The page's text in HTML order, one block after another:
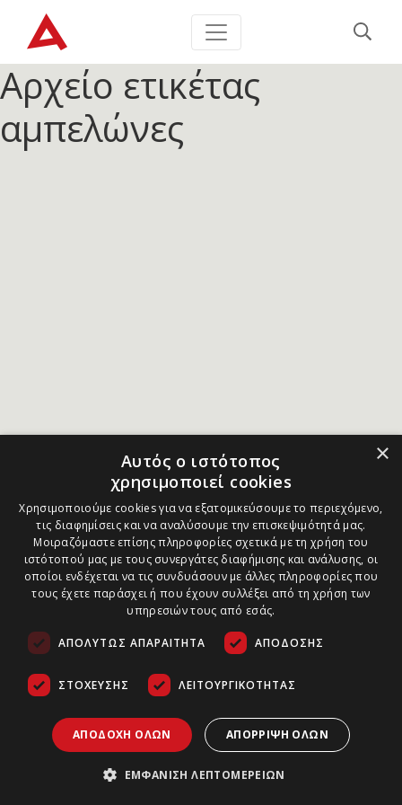
Αρχείο ετικέτας
αμπελώνες
×
Αυτός ο ιστότοπος
χρησιμοποιεί cookies
Χρησιμοποιούμε cookies για να εξατομικεύσουμε το περιεχόμενο,
τις διαφημίσεις και να αναλύσουμε την επισκεψιμότητά μας.
Μοιραζόμαστε επίσης πληροφορίες σχετικά με τη χρήση του
ιστότοπού μας με τους συνεργάτες διαφήμισης και ανάλυσης, οι
οποίοι ενδέχεται να τις συνδυάσουν με άλλες πληροφορίες που
τους έχετε παράσχει ή που έχουν συλλέξει από τη χρήση των
υπηρεσιών τους από εσάς.
ΑΠΟΛΎΤΩΣ ΑΠΑΡΑΊΤΗΤΑ ΑΠΌΔΟΣΗΣ
ΣΤΌΧΕΥΣΗΣ ΛΕΙΤΟΥΡΓΙΚΌΤΗΤΑΣ
ΑΠΟΔΟΧΉ ΌΛΩΝ ΑΠΌΡΡΙΨΗ ΌΛΩΝ
ΕΜΦΆΝΙΣΗ ΛΕΠΤΟΜΕΡΕΙΏΝ